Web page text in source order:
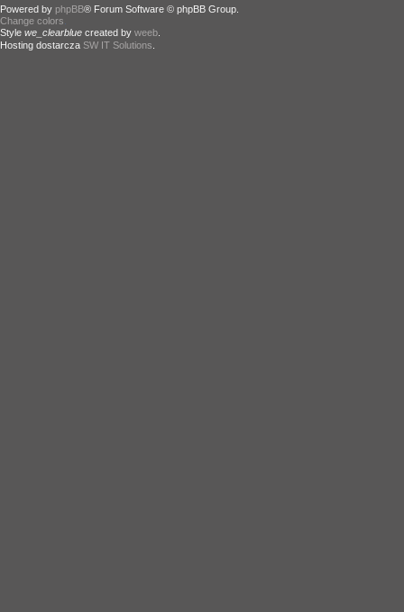
Powered by phpBB® Forum Software © phpBB Group.
Change colors
Style we_clearblue created by weeb
Hosting dostarcza SW IT Solutions